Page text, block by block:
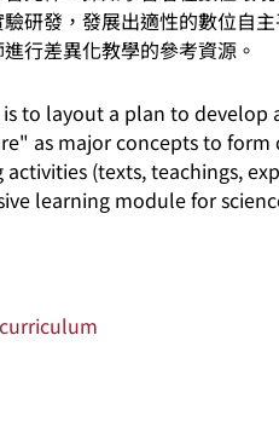
研發，發展出適性的數位自
行差異化教學的參考資源。
to layout a plan to
as major concepts to
(texts, teachings,
learning module for
curriculum